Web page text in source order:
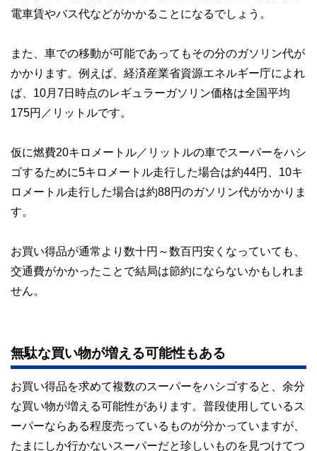
電車賃やバス代などがかかることになるでしょう。
また、車での移動が可能であってもその分のガソリン代が
かかります。例えば、経済産業省資源エネルギー庁によれ
ば、10月7日時点のレギュラーガソリン価格は全国平均
175円／リットルです。
仮に燃費20キロメートル／リットルの車でスーパーをハシ
ゴするために5キロメートル走行した場合は約44円、10キ
ロメートル走行した場合は約88円のガソリン代がかかりま
す。
お買い得品が通常より数十円～数百円安くなっていても、
交通費がかかったことで結局は節約にならないかもしれま
せん。
無駄な買い物が増える可能性もある
お買い得品を求めて複数のスーパーをハシゴすると、余分
な買い物が増える可能性があります。普段使用しているス
ーパーならある程度売っているものが分かっていますが、
たまにしか行かないスーパーだと珍しいものを見つけてつ